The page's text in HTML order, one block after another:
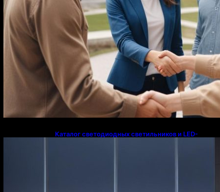
Каталог светодиодных светильников и LED-